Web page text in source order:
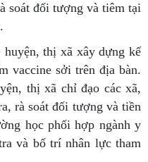
soát đối tượng và tiêm tại
thị xã xây dựng kế
vaccine sởi trên địa bàn.
thị xã chỉ đạo các xã,
rà soát đối tượng và tiền
học phối hợp ngành y
và bố trí nhân lực tham